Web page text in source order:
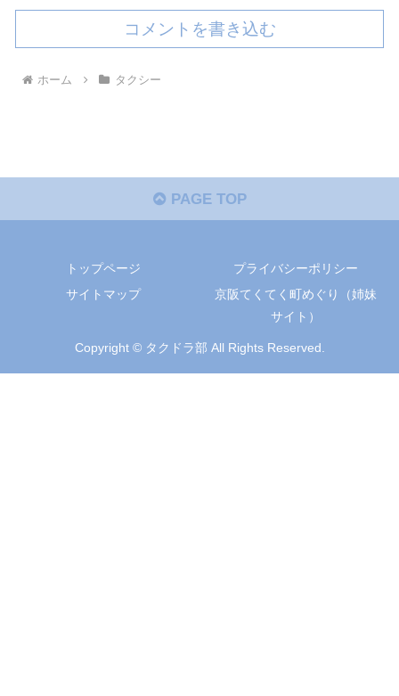
コメントを書き込む
ホーム タクシー
PAGE TOP
トップページ
プライバシーポリシー
サイトマップ
京阪てくてく町めぐり（姉妹
サイト）
Copyright © タクドラ部 All Rights Reserved.